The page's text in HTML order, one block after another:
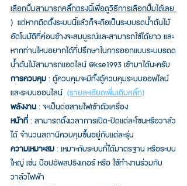
เลือกปั้มสามารถคลิ้กตรงนี้เพื่อดูวิธีการเลือกปั้มได้เลย
)
  แต่หากติดตั้งระบบนี้แล้วก็จะถือเป็นระบบรดน้ำต้นไม้
อัตโนมัติที่ค่อนข้างจะสมบูรณ์และสามารถใช้ได้ยาว และ
หากท่านไหนอยากได้ที่ปรึกษาในการออกแบบระบบรดด
น้ำต้นไม้สามารถแอดไลน์ @kse1993 เข้ามาได้นะครับ
การควบคุม : ตู้ควบคุมจะมีทั้งตู้ควบคุมระบบออฟไลน์
และระบบออนไลน์ (รายละเอียดเพิ่มเติมคลิ้ก)
พลังงาน : จะเป็นต่อสายไฟเข้าตัวเครื่อง
หน้าที่ : สามารถตั้งเวลาการเปิด-ปิดแต่ละโซนหรือวาล์ว
ได้ จำนวนสถานีควบคุมขึ้นอยู่กับแต่ละรุ่น
ความเหมาะสม : เหมาะกับระบบที่ได้มาตรฐาน หรือระบบ
ใหญ่ เช่น ป๊อปอัพสปริงเกอร์ หรือ ใช้ทำงานร่วมกับ
วาล์วไฟฟ้า